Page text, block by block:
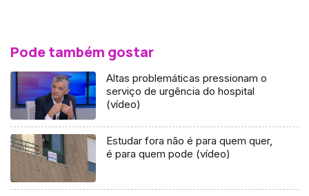
Pode também gostar
Altas problemáticas pressionam o
serviço de urgência do hospital
(vídeo)
Estudar fora não é para quem quer,
é para quem pode (vídeo)